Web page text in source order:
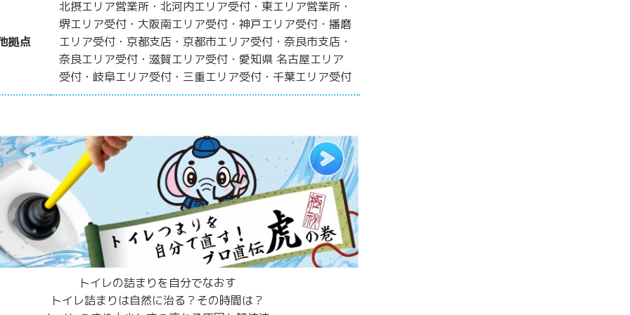
拠点
北摂エリア営業所・北河内エリア受付・東エリア営業所・
堺エリア受付・大阪南エリア受付・神戸エリア受付・播磨
エリア受付・京都支店・京都市エリア受付・奈良市支店・
奈良エリア受付・滋賀エリア受付・愛知県 名古屋エリア
受付・岐阜エリア受付・三重エリア受付・千葉エリア受付
トイレの詰まりを自分でなおす
トイレ詰まりは自然に治る？その時間は？